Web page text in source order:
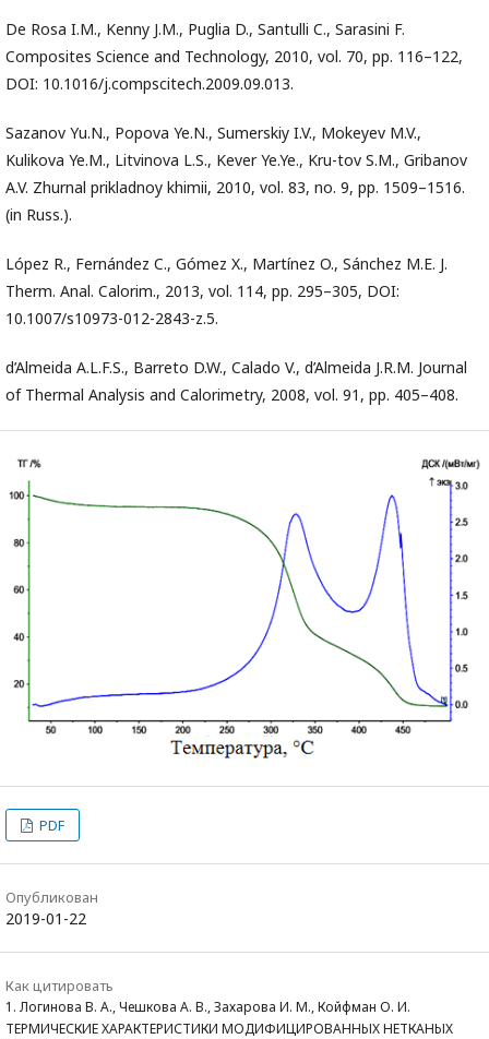
De Rosa I.M., Kenny J.M., Puglia D., Santulli C., Sarasini F.
Composites Science and Technology, 2010, vol. 70, pр. 116–122,
DOI: 10.1016/j.compscitech.2009.09.013.
Sazanov Yu.N., Popova Ye.N., Sumerskiy I.V., Mokeyev M.V.,
Kulikova Ye.M., Litvinova L.S., Kever Ye.Ye., Kru-tov S.M., Gribanov
A.V. Zhurnal prikladnoy khimii, 2010, vol. 83, no. 9, pp. 1509–1516.
(in Russ.).
López R., Fernández C., Gómez X., Martínez O., Sánchez M.E. J.
Therm. Anal. Calorim., 2013, vol. 114, pp. 295–305, DOI:
10.1007/s10973-012-2843-z.5.
d’Almeida A.L.F.S., Barreto D.W., Calado V., d’Almeida J.R.M. Journal
of Thermal Analysis and Calorimetry, 2008, vol. 91, pp. 405–408.
PDF
Опубликован
2019-01-22
Как цитировать
1. Логинова В. А., Чешкова А. В., Захарова И. М., Койфман О. И.
ТЕРМИЧЕСКИЕ ХАРАКТЕРИСТИКИ МОДИФИЦИРОВАННЫХ НЕТКАНЫХ